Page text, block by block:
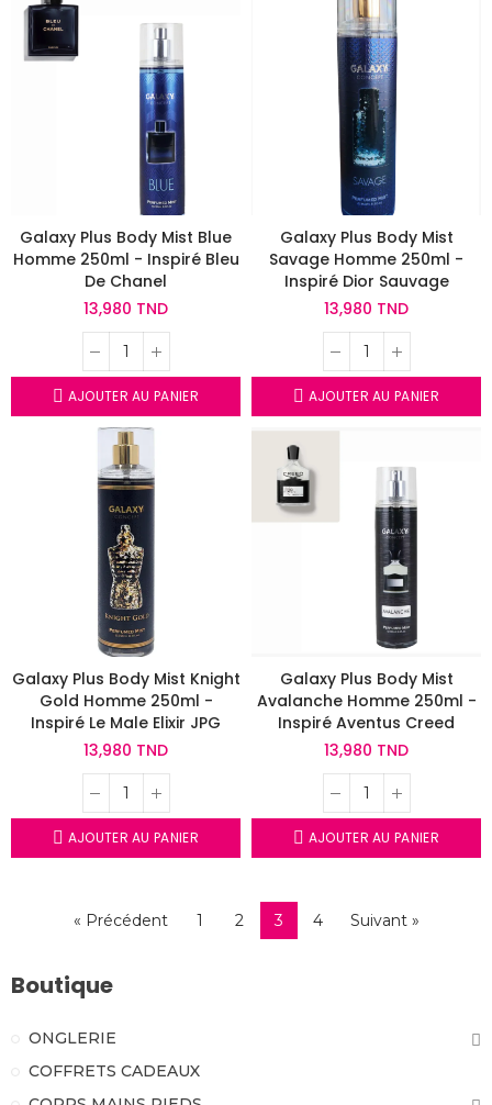
Galaxy Plus Body Mist Blue
Homme 250ml - Inspiré Bleu
De Chanel
13,980 TND
AJOUTER AU PANIER
Galaxy Plus Body Mist
Savage Homme 250ml -
Inspiré Dior Sauvage
13,980 TND
AJOUTER AU PANIER
Galaxy Plus Body Mist Knight
Gold Homme 250ml -
Inspiré Le Male Elixir JPG
13,980 TND
AJOUTER AU PANIER
Galaxy Plus Body Mist
Avalanche Homme 250ml -
Inspiré Aventus Creed
13,980 TND
AJOUTER AU PANIER
« Précédent 1 2 3 4 Suivant »
Boutique
ONGLERIE
COFFRETS CADEAUX